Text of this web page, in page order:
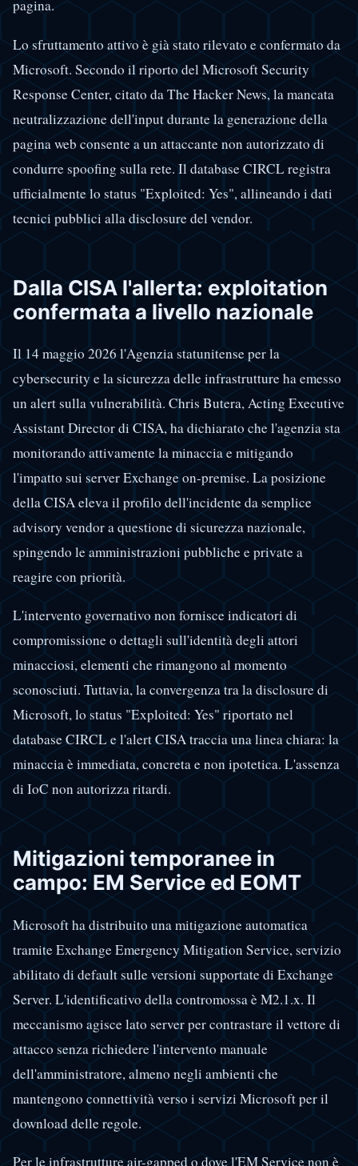
pagina.
Lo sfruttamento attivo è già stato rilevato e confermato da
Microsoft. Secondo il riporto del Microsoft Security
Response Center, citato da The Hacker News, la mancata
neutralizzazione dell'input durante la generazione della
pagina web consente a un attaccante non autorizzato di
condurre spoofing sulla rete. Il database CIRCL registra
ufficialmente lo status "Exploited: Yes", allineando i dati
tecnici pubblici alla disclosure del vendor.
Dalla CISA l'allerta: exploitation
confermata a livello nazionale
Il 14 maggio 2026 l'Agenzia statunitense per la
cybersecurity e la sicurezza delle infrastrutture ha emesso
un alert sulla vulnerabilità. Chris Butera, Acting Executive
Assistant Director di CISA, ha dichiarato che l'agenzia sta
monitorando attivamente la minaccia e mitigando
l'impatto sui server Exchange on-premise. La posizione
della CISA eleva il profilo dell'incidente da semplice
advisory vendor a questione di sicurezza nazionale,
spingendo le amministrazioni pubbliche e private a
reagire con priorità.
L'intervento governativo non fornisce indicatori di
compromissione o dettagli sull'identità degli attori
minacciosi, elementi che rimangono al momento
sconosciuti. Tuttavia, la convergenza tra la disclosure di
Microsoft, lo status "Exploited: Yes" riportato nel
database CIRCL e l'alert CISA traccia una linea chiara: la
minaccia è immediata, concreta e non ipotetica. L'assenza
di IoC non autorizza ritardi.
Mitigazioni temporanee in
campo: EM Service ed EOMT
Microsoft ha distribuito una mitigazione automatica
tramite Exchange Emergency Mitigation Service, servizio
abilitato di default sulle versioni supportate di Exchange
Server. L'identificativo della contromossa è M2.1.x. Il
meccanismo agisce lato server per contrastare il vettore di
attacco senza richiedere l'intervento manuale
dell'amministratore, almeno negli ambienti che
mantengono connettività verso i servizi Microsoft per il
download delle regole.
Per le infrastrutture air-gapped o dove l'EM Service non è